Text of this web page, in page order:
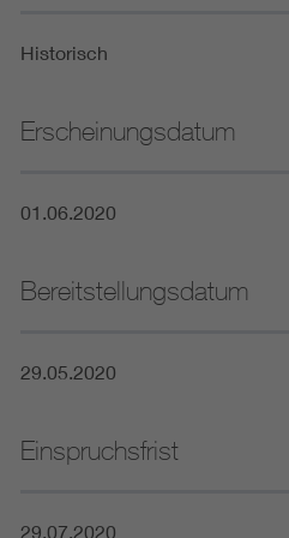
Historisch
Erscheinungsdatum
01.06.2020
Bereitstellungsdatum
29.05.2020
Einspruchsfrist
29.07.2020